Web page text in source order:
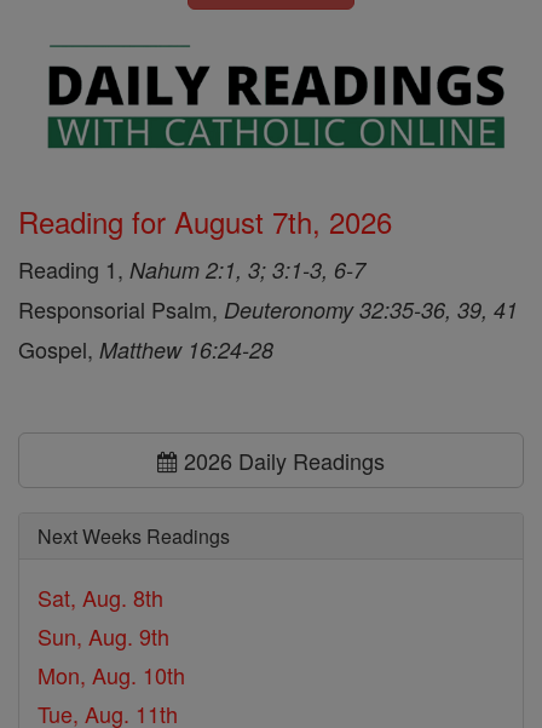
Reading for August 7th, 2026
Reading 1, Nahum 2:1, 3; 3:1-3, 6-7
Responsorial Psalm, Deuteronomy 32:35-36, 39, 41
Gospel, Matthew 16:24-28
2026 Daily Readings
Next Weeks Readings
Sat, Aug. 8th
Sun, Aug. 9th
Mon, Aug. 10th
Tue, Aug. 11th